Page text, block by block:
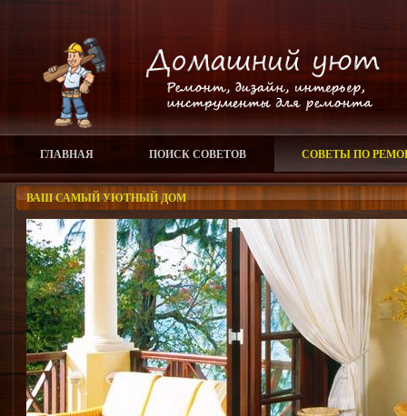
ГЛАВНАЯ ПОИСК СОВЕТОВ СОВЕТЫ ПО
ВАШ САМЫЙ УЮТНЫЙ ДОМ